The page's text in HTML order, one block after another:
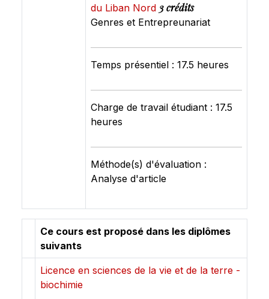
du Liban Nord 3 crédits
Genres et Entrepreunariat
Temps présentiel : 17.5 heures
Charge de travail étudiant : 17.5
heures
Méthode(s) d'évaluation :
Analyse d'article
Ce cours est proposé dans les diplômes
suivants
Licence en sciences de la vie et de la terre -
biochimie